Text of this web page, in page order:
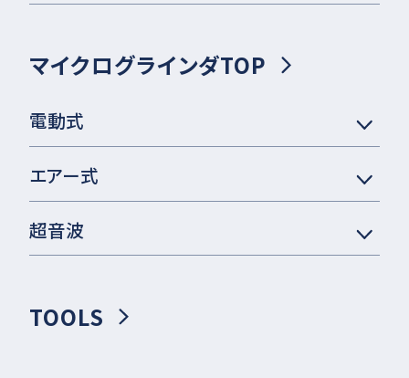
マイクログラインダTOP
電動式
エアー式
超音波
TOOLS